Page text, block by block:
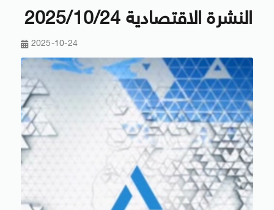
النشرة الاقتصادية 2025/10/24
2025-10-24